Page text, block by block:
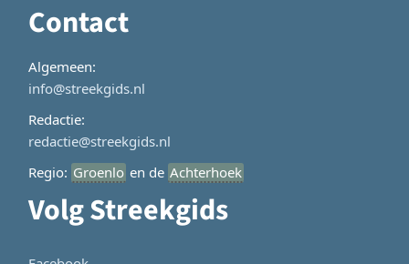
Contact
Algemeen:
info@streekgids.nl
Redactie:
redactie@streekgids.nl
Regio: Groenlo en de Achterhoek
Volg Streekgids